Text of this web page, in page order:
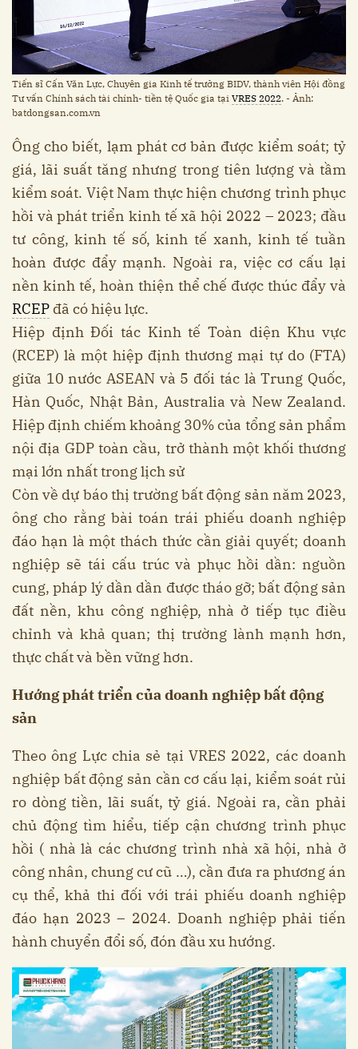
Tiến sĩ Cấn Văn Lực, Chuyên gia Kinh tế trưởng BIDV, thành viên Hội đồng
Tư vấn Chính sách tài chính- tiền tệ Quốc gia tại VRES 2022. - Ảnh:
batdongsan.com.vn
Ông cho biết, lạm phát cơ bản được kiểm soát; tỷ
giá, lãi suất tăng nhưng trong tiên lượng và tầm
kiểm soát. Việt Nam thực hiện chương trình phục
hồi và phát triển kinh tế xã hội 2022 – 2023; đầu
tư công, kinh tế số, kinh tế xanh, kinh tế tuần
hoàn được đẩy mạnh. Ngoài ra, việc cơ cấu lại
nền kinh tế, hoàn thiện thể chế được thúc đẩy và
RCEP đã có hiệu lực.
Hiệp định Đối tác Kinh tế Toàn diện Khu vực
(RCEP) là một hiệp định thương mại tự do (FTA)
giữa 10 nước ASEAN và 5 đối tác là Trung Quốc,
Hàn Quốc, Nhật Bản, Australia và New Zealand.
Hiệp định chiếm khoảng 30% của tổng sản phẩm
nội địa GDP toàn cầu, trở thành một khối thương
mại lớn nhất trong lịch sử
Còn về dự báo thị trường bất động sản năm 2023,
ông cho rằng bài toán trái phiếu doanh nghiệp
đáo hạn là một thách thức cần giải quyết; doanh
nghiệp sẽ tái cấu trúc và phục hồi dần: nguồn
cung, pháp lý dần dần được tháo gỡ; bất động sản
đất nền, khu công nghiệp, nhà ở tiếp tục điều
chỉnh và khả quan; thị trường lành mạnh hơn,
thực chất và bền vững hơn.
Hướng phát triển của doanh nghiệp bất động
sản
Theo ông Lực chia sẻ tại VRES 2022, các doanh
nghiệp bất động sản cần cơ cấu lại, kiểm soát rủi
ro dòng tiền, lãi suất, tỷ giá. Ngoài ra, cần phải
chủ động tìm hiểu, tiếp cận chương trình phục
hồi ( nhà là các chương trình nhà xã hội, nhà ở
công nhân, chung cư cũ …), cần đưa ra phương án
cụ thể, khả thi đối với trái phiếu doanh nghiệp
đáo hạn 2023 – 2024. Doanh nghiệp phải tiến
hành chuyển đổi số, đón đầu xu hướng.